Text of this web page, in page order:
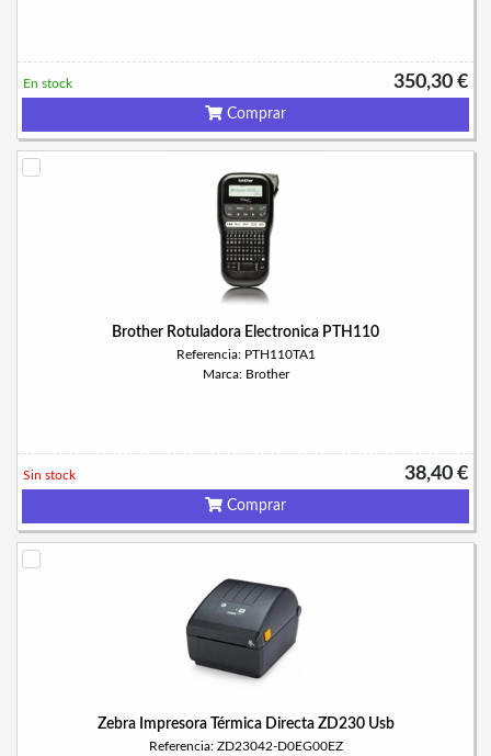
350,30 €
En stock
Comprar
Brother Rotuladora Electronica PTH110
Referencia: PTH110TA1
Marca: Brother
38,40 €
Sin stock
Comprar
Zebra Impresora Térmica Directa ZD230 Usb
Referencia: ZD23042-D0EG00EZ